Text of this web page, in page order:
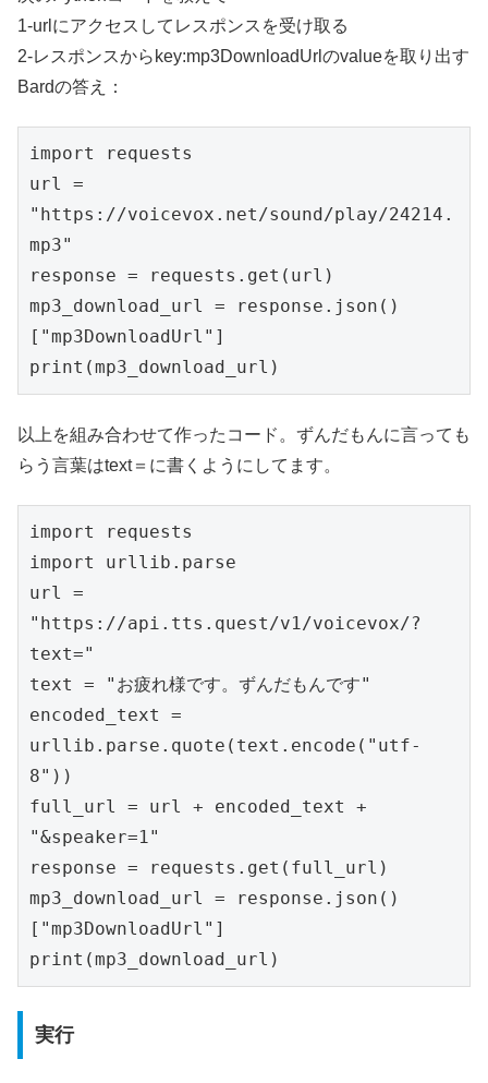
1-urlにアクセスしてレスポンスを受け取る
2-レスポンスからkey:mp3DownloadUrlのvalueを取り出す
Bardの答え：
import requests
url =
"https://voicevox.net/sound/play/24214.
mp3"
response = requests.get(url)
mp3_download_url = response.json()
["mp3DownloadUrl"]
print(mp3_download_url)
以上を組み合わせて作ったコード。ずんだもんに言っても
らう言葉はtext＝に書くようにしてます。
import requests
import urllib.parse
url =
"https://api.tts.quest/v1/voicevox/?
text="
text = "お疲れ様です。ずんだもんです"
encoded_text =
urllib.parse.quote(text.encode("utf-
8"))
full_url = url + encoded_text +
"&speaker=1"
response = requests.get(full_url)
mp3_download_url = response.json()
["mp3DownloadUrl"]
print(mp3_download_url)
実行